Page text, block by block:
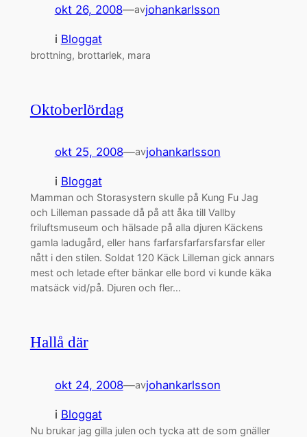
okt 26, 2008—avjohankarlsson
i Bloggat
brottning, brottarlek, mara
Oktoberlördag
okt 25, 2008—avjohankarlsson
i Bloggat
Mamman och Storasystern skulle på Kung Fu Jag
och Lilleman passade då på att åka till Vallby
friluftsmuseum och hälsade på alla djuren Käckens
gamla ladugård, eller hans farfarsfarfarsfarsfar eller
nått i den stilen. Soldat 120 Käck Lilleman gick annars
mest och letade efter bänkar elle bord vi kunde käka
matsäck vid/på. Djuren och fler…
Hallå där
okt 24, 2008—avjohankarlsson
i Bloggat
Nu brukar jag gilla julen och tycka att de som gnäller